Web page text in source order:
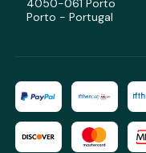
4050-061 Porto
Porto - Portugal